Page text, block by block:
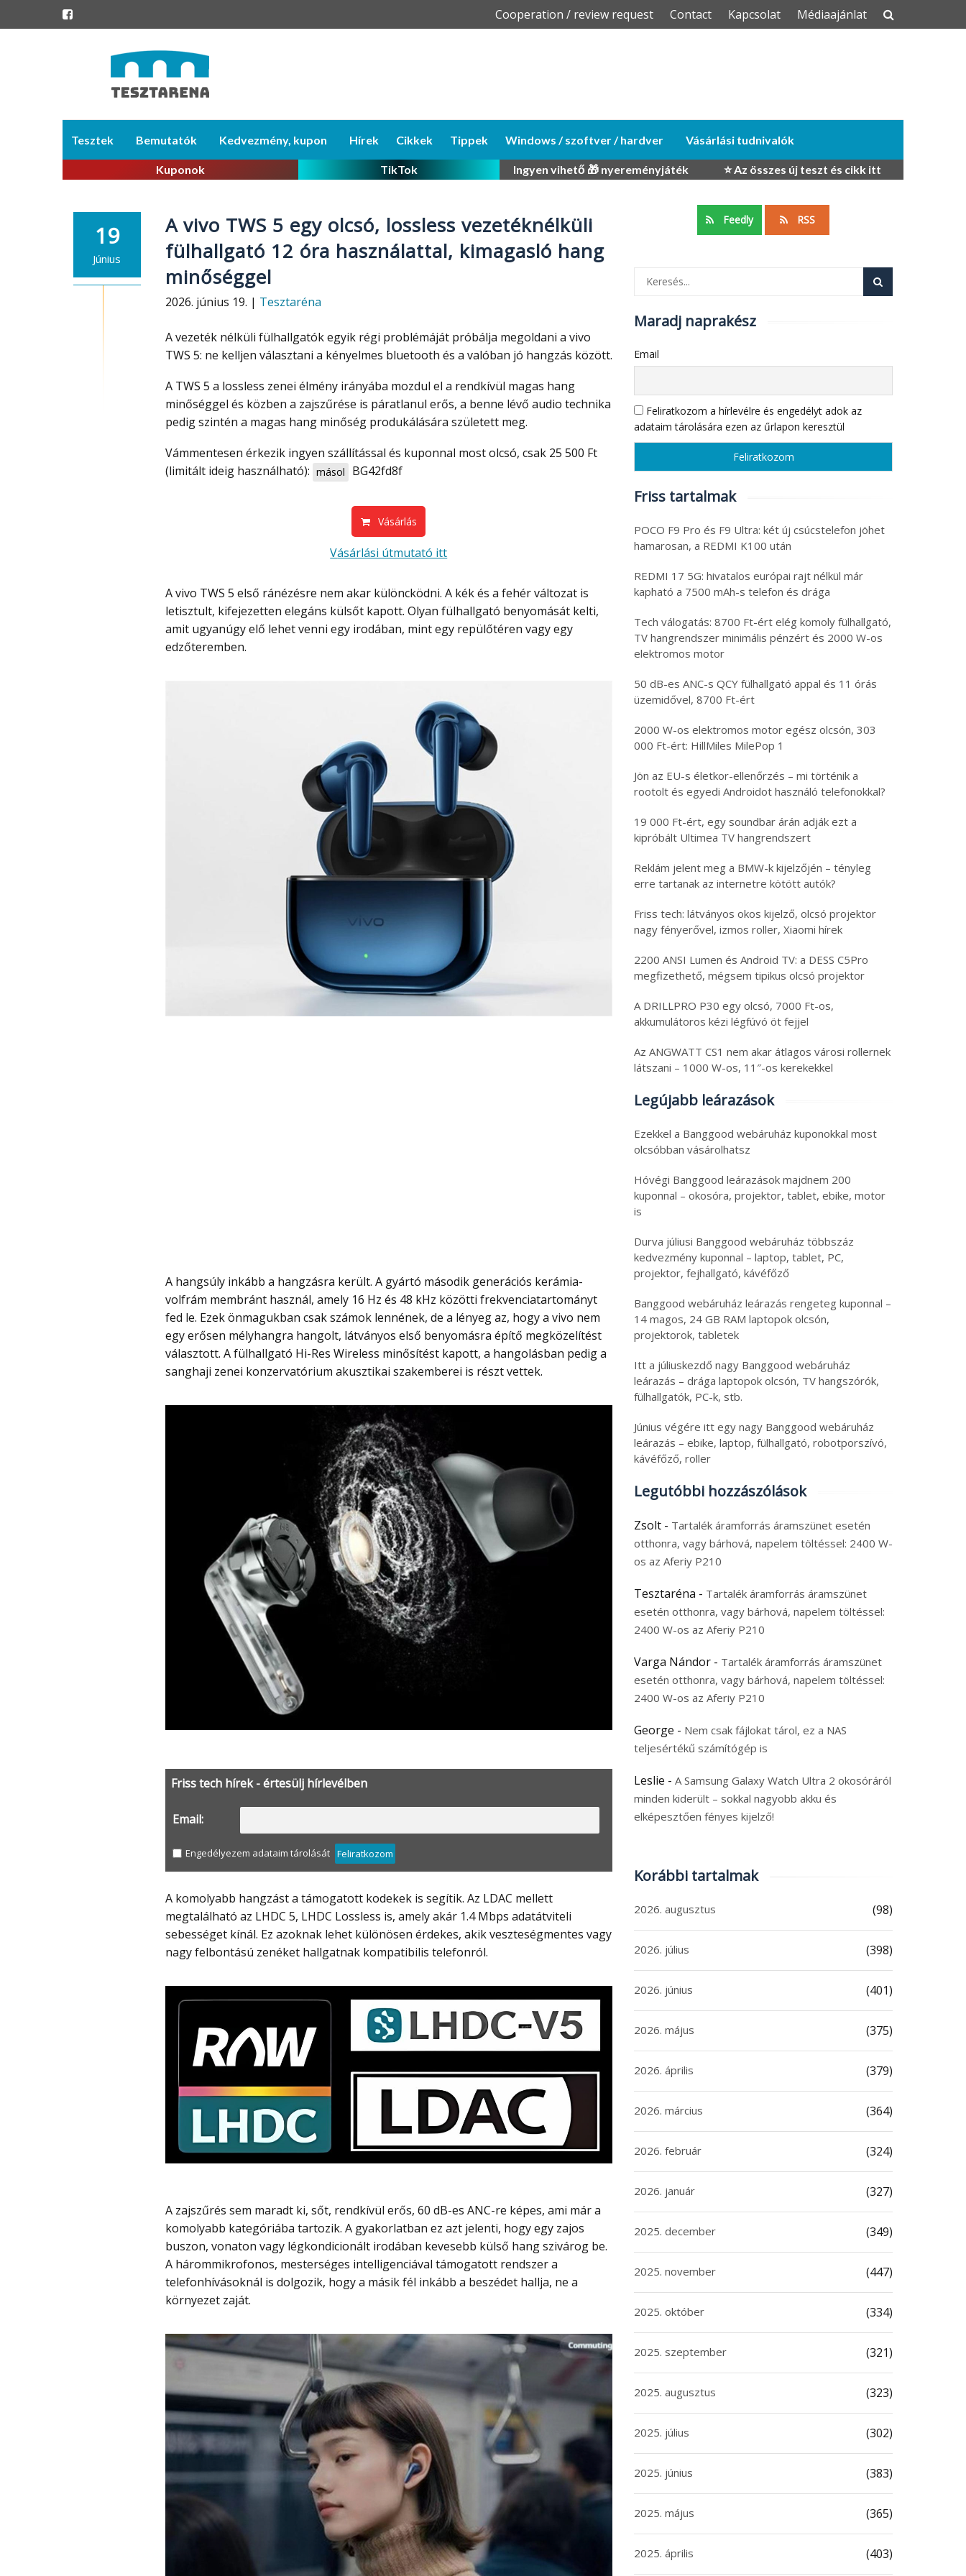
Skip
Cooperation / review request Contact Kapcsolat Médiaajánlat
content
Tesztek Bemutatók Kedvezmény, kupon Hírek Cikkek Tippek Windows / szoftver / hardver Vásárlási tudnivalók
Kuponok TikTok Ingyen vihető 🎁 nyereményjáték ⭐ Az összes új teszt és cikk itt
19
Június
A vivo TWS 5 egy olcsó, lossless vezetéknélküli
fülhallgató 12 óra használattal, kimagasló hang
minőséggel
2026. június 19. | Tesztaréna
A vezeték nélküli fülhallgatók egyik régi problémáját próbálja megoldani a vivo
TWS 5: ne kelljen választani a kényelmes bluetooth és a valóban jó hangzás között.
A TWS 5 a lossless zenei élmény irányába mozdul el a rendkívül magas hang
minőséggel és közben a zajszűrése is páratlanul erős, a benne lévő audio technika
pedig szintén a magas hang minőség produkálására született meg.
Vámmentesen érkezik ingyen szállítással és kuponnal most olcsó, csak 25 500 Ft
(limitált ideig használható): másol BG42fd8f
Vásárlás
Vásárlási útmutató itt
A vivo TWS 5 első ránézésre nem akar különcködni. A kék és a fehér változat is
letisztult, kifejezetten elegáns külsőt kapott. Olyan fülhallgató benyomását kelti,
amit ugyanúgy elő lehet venni egy irodában, mint egy repülőtéren vagy egy
edzőteremben.
A hangsúly inkább a hangzásra került. A gyártó második generációs kerámia-
volfrám membránt használ, amely 16 Hz és 48 kHz közötti frekvenciatartományt
fed le. Ezek önmagukban csak számok lennének, de a lényeg az, hogy a vivo nem
egy erősen mélyhangra hangolt, látványos első benyomásra építő megközelítést
választott. A fülhallgató Hi-Res Wireless minősítést kapott, a hangolásban pedig a
sanghaji zenei konzervatórium akusztikai szakemberei is részt vettek.
Friss tech hírek - értesülj hírlevélben
Email:
Engedélyezem adataim tárolását Feliratkozom
A komolyabb hangzást a támogatott kodekek is segítik. Az LDAC mellett
megtalálható az LHDC 5, LHDC Lossless is, amely akár 1.4 Mbps adatátviteli
sebességet kínál. Ez azoknak lehet különösen érdekes, akik veszteségmentes vagy
nagy felbontású zenéket hallgatnak kompatibilis telefonról.
A zajszűrés sem maradt ki, sőt, rendkívül erős, 60 dB-es ANC-re képes, ami már a
komolyabb kategóriába tartozik. A gyakorlatban ez azt jelenti, hogy egy zajos
buszon, vonaton vagy légkondicionált irodában kevesebb külső hang szivárog be.
A hárommikrofonos, mesterséges intelligenciával támogatott rendszer a
telefonhívásoknál is dolgozik, hogy a másik fél inkább a beszédet hallja, ne a
környezet zaját.
Feedly RSS
Maradj naprakész
Email
Feliratkozom a hírlevélre és engedélyt adok az
adataim tárolására ezen az űrlapon keresztül
Friss tartalmak
POCO F9 Pro és F9 Ultra: két új csúcstelefon jöhet
hamarosan, a REDMI K100 után
REDMI 17 5G: hivatalos európai rajt nélkül már
kapható a 7500 mAh-s telefon és drága
Tech válogatás: 8700 Ft-ért elég komoly fülhallgató,
TV hangrendszer minimális pénzért és 2000 W-os
elektromos motor
50 dB-es ANC-s QCY fülhallgató appal és 11 órás
üzemidővel, 8700 Ft-ért
2000 W-os elektromos motor egész olcsón, 303
000 Ft-ért: HillMiles MilePop 1
Jön az EU-s életkor-ellenőrzés – mi történik a
rootolt és egyedi Androidot használó telefonokkal?
19 000 Ft-ért, egy soundbar árán adják ezt a
kipróbált Ultimea TV hangrendszert
Reklám jelent meg a BMW-k kijelzőjén – tényleg
erre tartanak az internetre kötött autók?
Friss tech: látványos okos kijelző, olcsó projektor
nagy fényerővel, izmos roller, Xiaomi hírek
2200 ANSI Lumen és Android TV: a DESS C5Pro
megfizethető, mégsem tipikus olcsó projektor
A DRILLPRO P30 egy olcsó, 7000 Ft-os,
akkumulátoros kézi légfúvó öt fejjel
Az ANGWATT CS1 nem akar átlagos városi rollernek
látszani – 1000 W-os, 11″-os kerekekkel
Legújabb leárazások
Ezekkel a Banggood webáruház kuponokkal most
olcsóbban vásárolhatsz
Hóvégi Banggood leárazások majdnem 200
kuponnal – okosóra, projektor, tablet, ebike, motor
is
Durva júliusi Banggood webáruház többszáz
kedvezmény kuponnal – laptop, tablet, PC,
projektor, fejhallgató, kávéfőző
Banggood webáruház leárazás rengeteg kuponnal –
14 magos, 24 GB RAM laptopok olcsón,
projektorok, tabletek
Itt a júliuskezdő nagy Banggood webáruház
leárazás – drága laptopok olcsón, TV hangszórók,
fülhallgatók, PC-k, stb.
Június végére itt egy nagy Banggood webáruház
leárazás – ebike, laptop, fülhallgató, robotporszívó,
kávéfőző, roller
Legutóbbi hozzászólások
Zsolt - Tartalék áramforrás áramszünet esetén
otthonra, vagy bárhová, napelem töltéssel: 2400 W-
os az Aferiy P210
Tesztaréna - Tartalék áramforrás áramszünet
esetén otthonra, vagy bárhová, napelem töltéssel:
2400 W-os az Aferiy P210
Varga Nándor - Tartalék áramforrás áramszünet
esetén otthonra, vagy bárhová, napelem töltéssel:
2400 W-os az Aferiy P210
George - Nem csak fájlokat tárol, ez a NAS
teljesértékű számítógép is
Leslie - A Samsung Galaxy Watch Ultra 2 okosóráról
minden kiderült – sokkal nagyobb akku és
elképesztően fényes kijelző!
Korábbi tartalmak
2026. augusztus (98)
2026. július (398)
2026. június (401)
2026. május (375)
2026. április (379)
2026. március (364)
2026. február (324)
2026. január (327)
2025. december (349)
2025. november (447)
2025. október (334)
2025. szeptember (321)
2025. augusztus (323)
2025. július (302)
2025. június (383)
2025. május (365)
2025. április (403)